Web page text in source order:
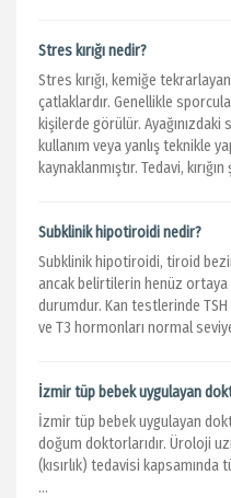
Stres kırığı nedir?
Stres kırığı, kemiğe
çatlaklardır. Genellikle
kişilerde görülür. Ayağınızdaki
kullanım veya yanlış teknikle
kaynaklanmıştır. Tedavi, kırığın
Subklinik hipotiroidi nedir?
Subklinik hipotiroidi, tiroid
ancak belirtilerin henüz ortaya
durumdur. Kan testlerinde
ve T3 hormonları normal
İzmir tüp bebek uygulayan
İzmir tüp bebek uygulayan
doğum doktorlarıdır. Üroloji
(kısırlık) tedavisi
...